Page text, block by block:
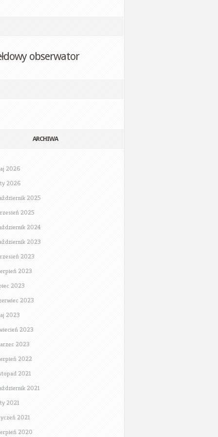
obserwator
ARCHIWA
2026
2026
2025
2025
2024
2023
2023
2023
2023
2023
2023
2023
2023
2022
2021
2021
2021
2021
2020